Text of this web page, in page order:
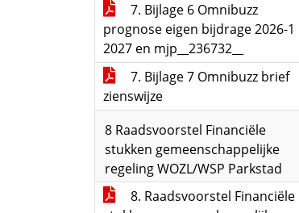
7. Bijlage 6 Omnibuzz
prognose eigen bijdrage 2026-1
2027 en mjp__236732__
7. Bijlage 7 Omnibuzz brief
zienswijze
8 Raadsvoorstel Financiële
stukken gemeenschappelijke
regeling WOZL/WSP Parkstad
8. Raadsvoorstel Financiële